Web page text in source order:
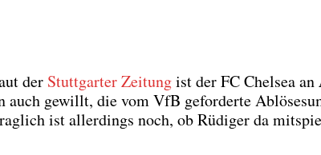
der Stutt­gar­ter Zei­tungist der FC Chel­sea an
auch gewillt, die vom VfB gefor­der­te
ist aller­dings noch, ob Rüdi­ger da